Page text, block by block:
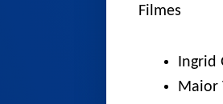
Filmes
Ingrid
Maior